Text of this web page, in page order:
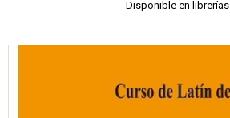
Disponible en librerías